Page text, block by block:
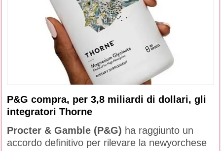
P&G compra, per 3,8 miliardi di dollari, gli
integratori Thorne
Procter & Gamble (P&G) ha raggiunto un
accordo definitivo per rilevare la newyorchese